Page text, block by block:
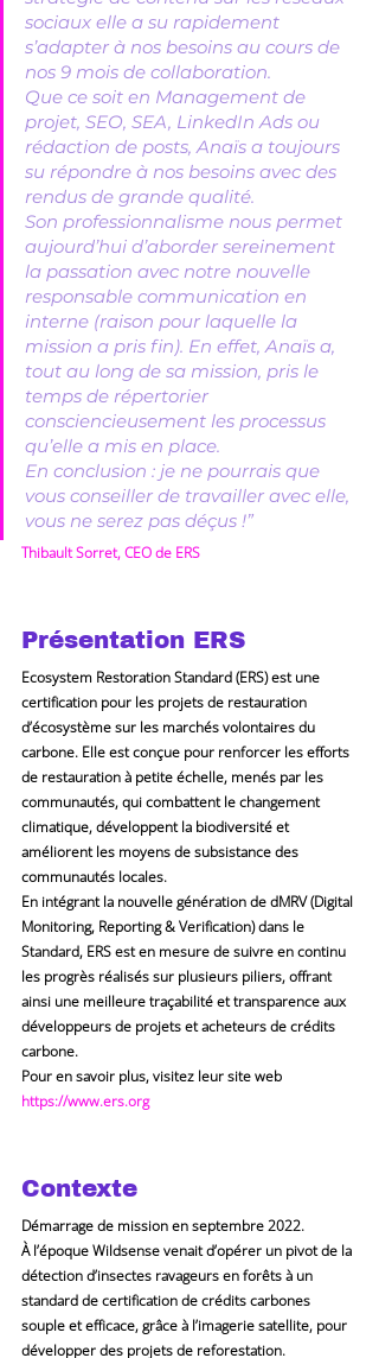
sociaux elle a su rapidement
s’adapter à nos besoins au cours de
nos 9 mois de collaboration.
Que ce soit en Management de
projet, SEO, SEA, LinkedIn Ads ou
rédaction de posts, Anaïs a toujours
su répondre à nos besoins avec des
rendus de grande qualité.
Son professionnalisme nous permet
aujourd’hui d’aborder sereinement
la passation avec notre nouvelle
responsable communication en
interne (raison pour laquelle la
mission a pris fin). En effet, Anaïs a,
tout au long de sa mission, pris le
temps de répertorier
consciencieusement les processus
qu’elle a mis en place.
En conclusion : je ne pourrais que
vous conseiller de travailler avec elle,
vous ne serez pas déçus !”
Thibault Sorret, CEO de ERS
Présentation ERS
Ecosystem Restoration Standard (ERS) est une
certification pour les projets de restauration
d’écosystème sur les marchés volontaires du
carbone. Elle est conçue pour renforcer les efforts
de restauration à petite échelle, menés par les
communautés, qui combattent le changement
climatique, développent la biodiversité et
améliorent les moyens de subsistance des
communautés locales.
En intégrant la nouvelle génération de dMRV (Digital
Monitoring, Reporting & Verification) dans le
Standard, ERS est en mesure de suivre en continu
les progrès réalisés sur plusieurs piliers, offrant
ainsi une meilleure traçabilité et transparence aux
développeurs de projets et acheteurs de crédits
carbone.
Pour en savoir plus, visitez leur site web
https://www.ers.org
Contexte
Démarrage de mission en septembre 2022.
À l’époque Wildsense venait d’opérer un pivot de la
détection d’insectes ravageurs en forêts à un
standard de certification de crédits carbones
souple et efficace, grâce à l’imagerie satellite, pour
développer des projets de reforestation.